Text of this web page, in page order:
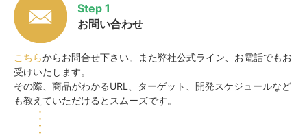
Step 1
お問い合わせ
こちらからお問合せ下さい。また弊社公式ライン、お電話でもお
受けいたします。
その際、商品がわかるURL、ターゲット、開発スケジュールなど
も教えていただけるとスムーズです。